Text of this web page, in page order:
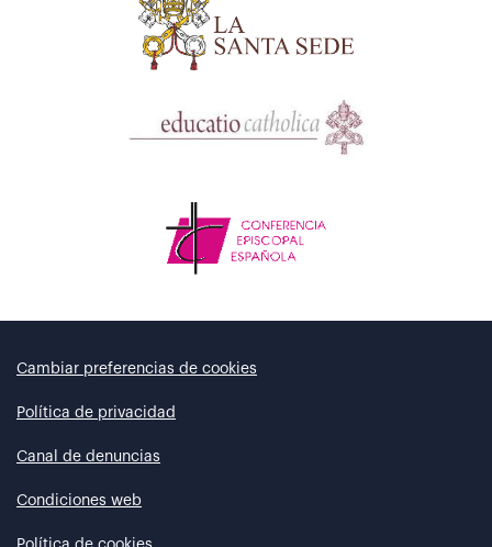
Cambiar preferencias de cookies
Política de privacidad
Canal de denuncias
Condiciones web